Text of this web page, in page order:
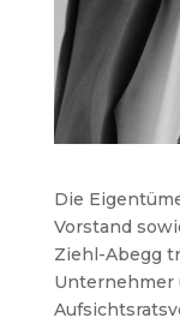
Die
Vorstand
Ziehl-Abegg
Unternehmer